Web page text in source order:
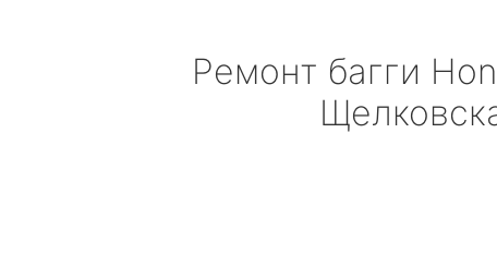
Ремонт багги